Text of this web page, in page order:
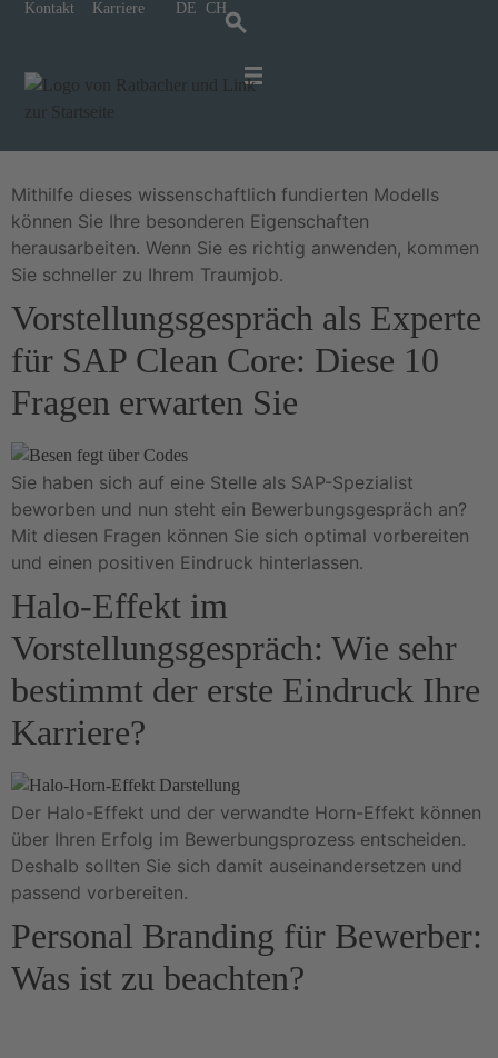
Kontakt Karriere DE CH
Big Five der Persönlichkeit: Wie
können Sie das Modell für Ihre
Bewerbung nutzen?
Mithilfe dieses wissenschaftlich fundierten Modells
können Sie Ihre besonderen Eigenschaften
herausarbeiten. Wenn Sie es richtig anwenden, kommen
Sie schneller zu Ihrem Traumjob.
Vorstellungsgespräch als Experte
für SAP Clean Core: Diese 10
Fragen erwarten Sie
Sie haben sich auf eine Stelle als SAP-Spezialist
beworben und nun steht ein Bewerbungsgespräch an?
Mit diesen Fragen können Sie sich optimal vorbereiten
und einen positiven Eindruck hinterlassen.
Halo-Effekt im
Vorstellungsgespräch: Wie sehr
bestimmt der erste Eindruck Ihre
Karriere?
Der Halo-Effekt und der verwandte Horn-Effekt können
über Ihren Erfolg im Bewerbungsprozess entscheiden.
Deshalb sollten Sie sich damit auseinandersetzen und
passend vorbereiten.
Personal Branding für Bewerber:
Was ist zu beachten?